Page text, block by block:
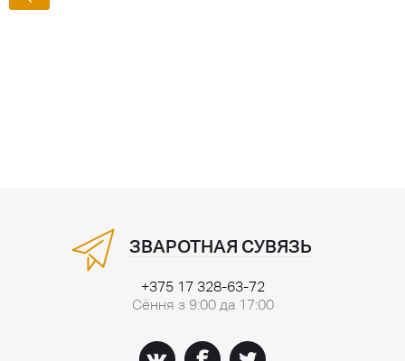
ЗВАРОТНАЯ СУВЯЗЬ
+375 17 328-63-72
Сёння з 9:00 да 17:00